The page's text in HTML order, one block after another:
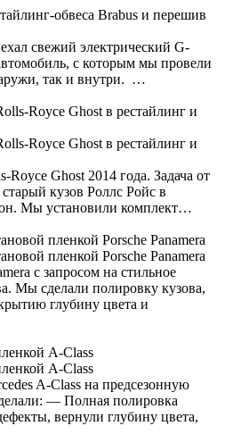
обвеса Brabus и перешив
свежий электрический G-
с которым мы провели
так и внутри. …
Royce Ghost в рестайлинг и
Royce Ghost в рестайлинг и
Royce Ghost 2014 года. Задача от
кузов Роллс Ройс в
Мы установили комплект…
пленкой Porsche Panamera
пленкой Porsche Panamera
с запросом на стильное
Мы сделали полировку кузова,
глубину цвета и
A-Class
A-Class
A-Class на предсезонную
— Полная полировка
вернули глубину цвета,